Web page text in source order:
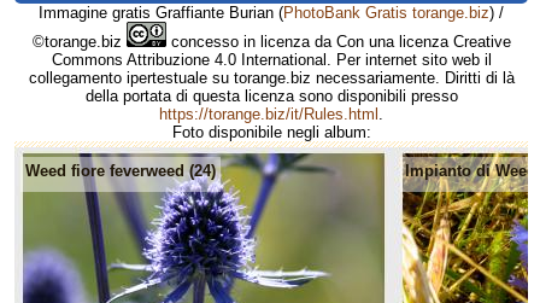
Immagine gratis Graffiante Burian (PhotoBank Gratis torange.biz) /
©torange.biz
concesso in licenza da Con una licenza Creative
Commons Attribuzione 4.0 International. Per internet sito web il
collegamento ipertestuale su torange.biz necessariamente. Diritti di là
della portata di questa licenza sono disponibili presso
https://torange.biz/it/Rules.html
Foto disponibile negli album:
Weed fiore feverweed (24) Impianto di